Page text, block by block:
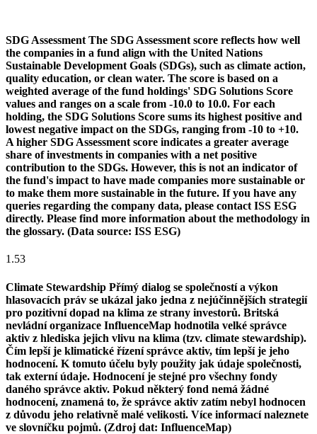
SDG Assessment The SDG Assessment score reflects how well
the companies in a fund align with the United Nations
Sustainable Development Goals (SDGs), such as climate action,
quality education, or clean water. The score is based on a
weighted average of the fund holdings' SDG Solutions Score
values and ranges on a scale from -10.0 to 10.0. For each
holding, the SDG Solutions Score sums its highest positive and
lowest negative impact on the SDGs, ranging from -10 to +10.
A higher SDG Assessment score indicates a greater average
share of investments in companies with a net positive
contribution to the SDGs. However, this is not an indicator of
the fund's impact to have made companies more sustainable or
to make them more sustainable in the future. If you have any
queries regarding the company data, please contact ISS ESG
directly. Please find more information about the methodology in
the glossary. (Data source: ISS ESG)
1.53
Climate Stewardship Přímý dialog se společností a výkon
hlasovacích práv se ukázal jako jedna z nejúčinnějších strategií
pro pozitivní dopad na klima ze strany investorů. Britská
nevládní organizace InfluenceMap hodnotila velké správce
aktiv z hlediska jejich vlivu na klima (tzv. climate stewardship).
Čím lepší je klimatické řízení správce aktiv, tím lepší je jeho
hodnocení. K tomuto účelu byly použity jak údaje společnosti,
tak externí údaje. Hodnocení je stejné pro všechny fondy
daného správce aktiv. Pokud některý fond nemá žádné
hodnocení, znamená to, že správce aktiv zatím nebyl hodnocen
z důvodu jeho relativně malé velikosti. Více informací naleznete
ve slovníčku pojmů. (Zdroj dat: InfluenceMap)